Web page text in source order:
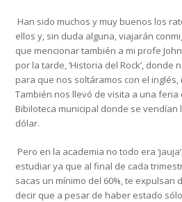
Han sido muchos y muy buenos los
ellos y, sin duda alguna, viajarán
que mencionar también a mi profe
por la tarde, ‘Historia del Rock’, donde
para que nos soltáramos con el inglés,
También nos llevó de visita a una
Bibiloteca municipal donde se vendían
dólar.
Pero en la academia no todo era
estudiar ya que al final de cada
sacas un mínimo del 60%, te expulsan
decir que a pesar de haber estado